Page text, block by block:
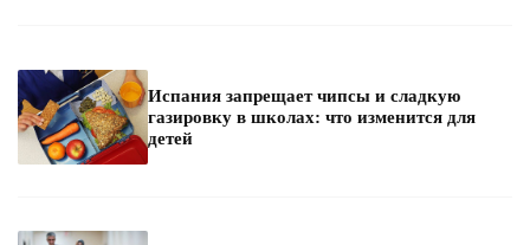
Испания запрещает чипсы и сладкую
газировку в школах: что изменится для
детей